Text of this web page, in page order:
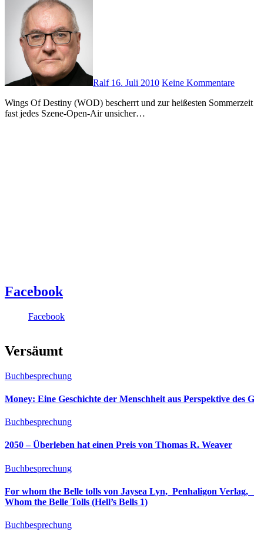
Ralf 16. Juli 2010 Keine Kommentare
Wings Of Destiny (WOD) bescherrt und zur heißesten Sommerzeit ein Bündel von Kpnzerten und Festivalauftritten seiner Künstler. Im neuesten Newsletter werden die nimmermüden Crüxshadows, die schon
fast jedes Szene-Open-Air unsicher…
Facebook
Facebook
Versäumt
Buchbesprechung
Money: Eine Geschichte der Menschheit aus Perspektive des
Buchbesprechung
2050 – Überleben hat einen Preis von Thomas R. Weaver
Buchbesprechung
For whom the Belle tolls von Jaysea Lyn, ‎ Penhaligon Verlag, ‎ 1. Oktober 2025,
Whom the Belle Tolls (Hell’s Bells 1)
Buchbesprechung